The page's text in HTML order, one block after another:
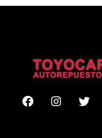
Facebook